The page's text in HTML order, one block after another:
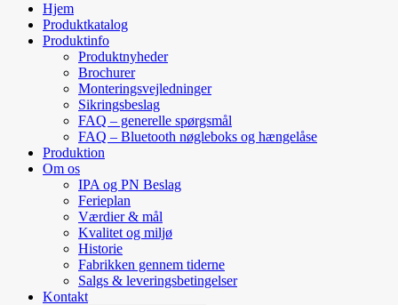
Hjem
Produktkatalog
Produktinfo
Produktnyheder
Brochurer
Monteringsvejledninger
Sikringsbeslag
FAQ – generelle spørgsmål
FAQ – Bluetooth nøgleboks og hængelåse
Produktion
Om os
IPA og PN Beslag
Ferieplan
Værdier & mål
Kvalitet og miljø
Historie
Fabrikken gennem tiderne
Salgs & leveringsbetingelser
Kontakt